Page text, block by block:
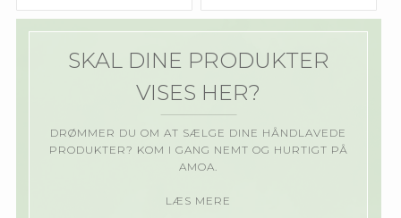
SKAL DINE PRODUKTER
VISES HER?
DRØMMER DU OM AT SÆLGE DINE HÅNDLAVEDE
PRODUKTER? KOM I GANG NEMT OG HURTIGT PÅ
AMOA.
LÆS MERE